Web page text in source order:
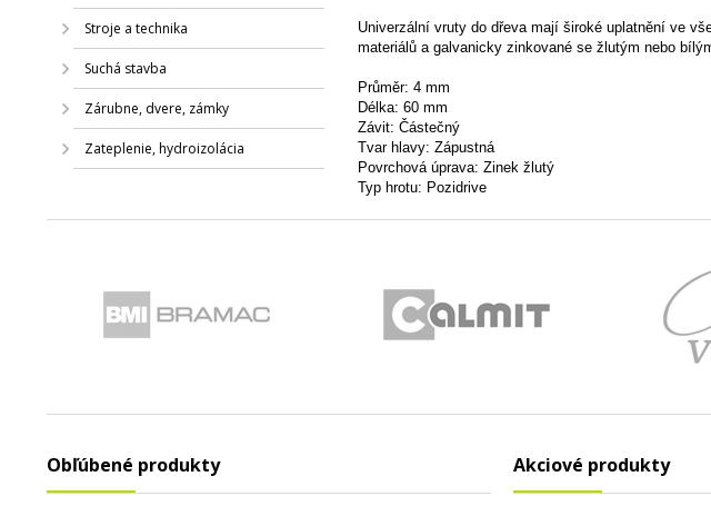
Stroje a technika
Suchá stavba
Zárubne, dvere, zámky
Zateplenie, hydroizolácia
Univerzální vruty do dřeva mají široké uplatnění ve
materiálů a galvanicky zinkované se žlutým nebo
Průměr: 4 mm
Délka: 60 mm
Závit: Částečný
Tvar hlavy: Zápustná
Povrchová úprava: Zinek žlutý
Typ hrotu: Pozidrive
Obľúbené produkty Akciové produkty